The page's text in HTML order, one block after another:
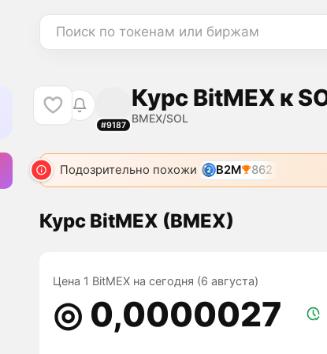
Поиск по токенам или биржам
#9187
Курс BitMEX к
BMEX/SOL
Подозрительно похожи B2M 862
Курс BitMEX (BMEX)
Цена 1 BitMEX на сегодня (6 августа)
◎ 0,0000027